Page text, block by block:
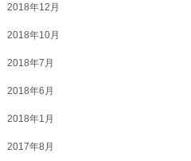
2018年12月
2018年10月
2018年7月
2018年6月
2018年1月
2017年8月